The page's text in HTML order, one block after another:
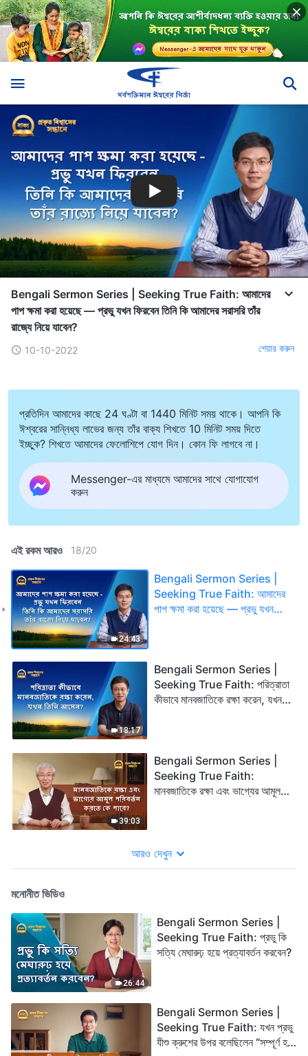
Bengali Sermon Series | Seeking True Faith: আমাদের
পাপ ক্ষমা করা হয়েছে — প্রভু যখন ফিরবেন তিনি কি আমাদের সরাসরি তাঁর
রাজ্যে নিয়ে যাবেন?
10-10-2022 শেয়ার করুন
প্রতিদিন আমাদের কাছে 24 ঘণ্টা বা 1440 মিনিট সময় থাকে। আপনি কি
ঈশ্বরের সান্নিধ্য লাভের জন্য তাঁর বাক্য শিখতে 10 মিনিট সময় দিতে
ইচ্ছুক? শিখতে আমাদের ফেলোশিপে যোগ দিন। কোন ফি লাগবে না।
Messenger-এর মাধ্যমে আমাদের সাথে যোগাযোগ
করুন
এই রকম আরও 18/20
24:43
Bengali Sermon Series |
Seeking True Faith: আমাদের
পাপ ক্ষমা করা হয়েছে — প্রভু যখন
18:17
Bengali Sermon Series |
Seeking True Faith: পরিত্রাতা
কীভাবে মানবজাতিকে রক্ষা করেন, যখন
39:03
Bengali Sermon Series |
Seeking True Faith:
মানবজাতিকে রক্ষা এবং ভাগ্যের আমূল
আরও দেখুন
মনোনীত ভিডিও
26:44
Bengali Sermon Series |
Seeking True Faith: প্রভু কি
সত্যি মেঘারুঢ় হয়ে প্রত্যাবর্তন করবেন?
Bengali Sermon Series |
Seeking True Faith: যখন প্রভু
যীশু ক্রুশের উপর বলেছিলেন “সম্পূর্ণ হল”